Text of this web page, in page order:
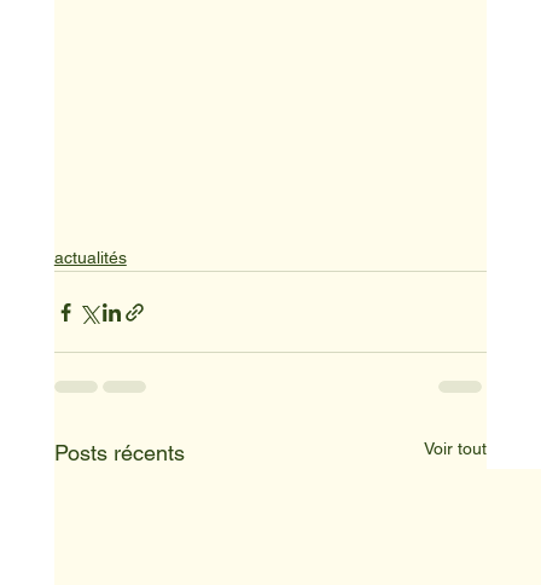
actualités
Posts récents Voir tout